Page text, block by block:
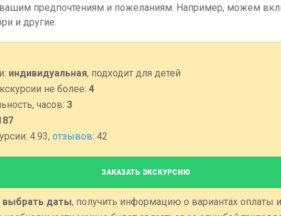
предпочтениям и пожеланиям. Например, можем
и другие.
индивидуальная, подходит для детей
не более: 4
часов: 3
4.93, отзывов: 42
ЗАКАЗАТЬ ЭКСКУРСИЮ
выбрать даты, получить информацию о вариантах оплаты